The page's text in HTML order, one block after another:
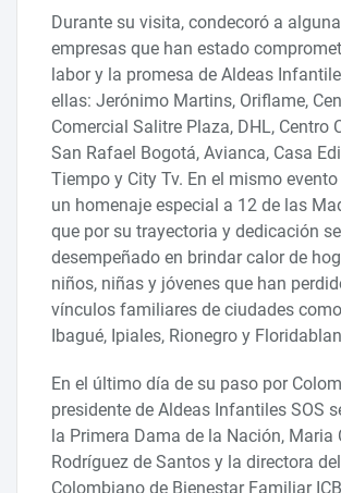
Durante su visita, condecoró a
empresas que han estado
labor y la promesa de Aldeas
ellas: Jerónimo Martins, Oriflame,
Comercial Salitre Plaza, DHL, Centro
San Rafael Bogotá, Avianca, Casa
Tiempo y City Tv. En el mismo
un homenaje especial a 12 de las
que por su trayectoria y dedicación
desempeñado en brindar calor de
niños, niñas y jóvenes que han
vínculos familiares de ciudades
Ibagué, Ipiales, Rionegro y
En el último día de su paso por
presidente de Aldeas Infantiles SOS
la Primera Dama de la Nación, Maria
Rodríguez de Santos y la directora
Colombiano de Bienestar Familiar